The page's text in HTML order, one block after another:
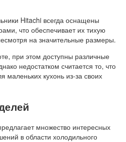
Hitachi всегда оснащены
что обеспечивает их тихую
на значительные размеры.
при этом доступны различные
недостатком считается то, что
маленьких кухонь из-за своих
множество интересных
в области холодильного